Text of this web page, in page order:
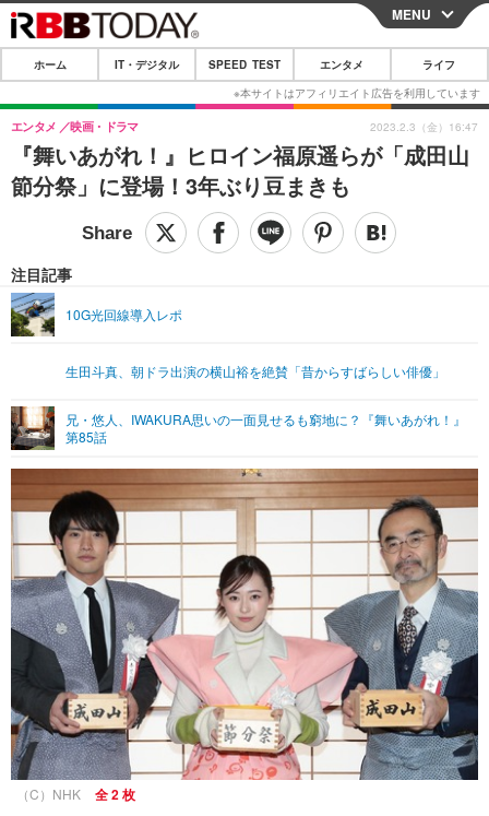
CLOSE
ホーム
IT・デジタル
IT・デジタルTOP スマートフォン
ガジェット・ツール
ショッピング その他
SPEED TEST
エンタメTOP 映画・ドラマ
グラビア ブログ
ショッピング その他
ライフTOP
リリース一覧
MENU
ホーム IT・デジタル SPEED TEST エンタメ ライフ
『舞いあがれ！』ヒロイン福原遥らが「成田山
節分祭」に登場！3年ぶり豆まきも
エンタメ 映画・ドラマ
注目記事
10G光回線導入レポ
生田斗真、朝ドラ出演の横山裕を絶賛「昔からすばらしい俳優」
兄・悠人、IWAKURA思いの一面見せるも窮地に？『舞いあがれ！』
第85話
2023.2.3（金）16:47
（C）NHK 全 2 枚